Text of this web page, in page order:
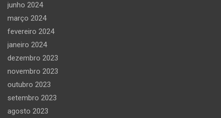
junho 2024
março 2024
fevereiro 2024
janeiro 2024
dezembro 2023
novembro 2023
outubro 2023
setembro 2023
agosto 2023